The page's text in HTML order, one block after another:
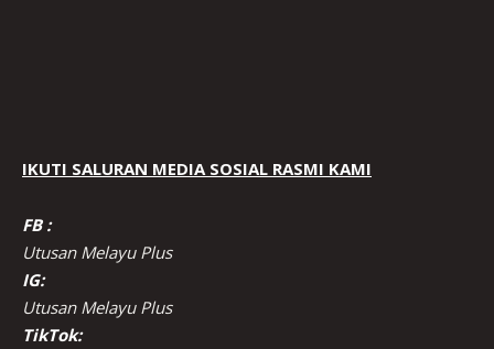
IKUTI SALURAN MEDIA SOSIAL RASMI KAMI
FB :
Utusan Melayu Plus
IG:
Utusan Melayu Plus
TikTok: